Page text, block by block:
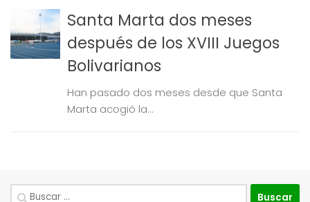
Santa Marta dos meses
después de los XVIII Juegos
Bolivarianos
Han pasado dos meses desde que Santa
Marta acogió la...
Buscar: